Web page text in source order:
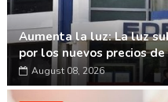
Aumenta la luz: La luz
por los nuevos precios
August 08, 2026